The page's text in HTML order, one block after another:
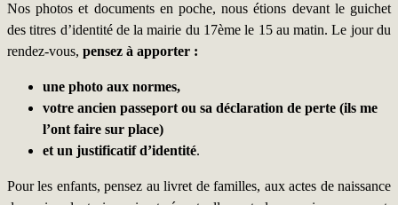
Nos photos et documents en poche, nous étions devant le guichet
des titres d’identité de la mairie du 17ème le 15 au matin. Le jour du
rendez-vous, pensez à apporter :
une photo aux normes,
votre ancien passeport ou sa déclaration de perte (ils me
l’ont faire sur place)
et un justificatif d’identité.
Pour les enfants, pensez au livret de familles, aux actes de naissance